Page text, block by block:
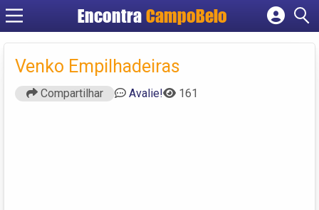
EncontraCampoBelo
Cadastrar empresa
Criar conta
Venko Empilhadeiras
Compartilhar Avalie! 161